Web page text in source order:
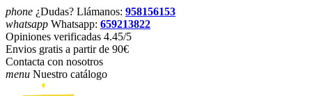
phone ¿Dudas? Llámanos: 958156153
whatsapp Whatsapp: 659213822
Opiniones verificadas 4.45/5
Envios gratis a partir de 90€
Contacta con nosotros
menu Nuestro catálogo